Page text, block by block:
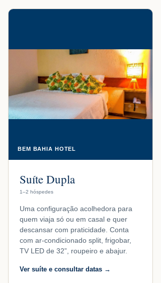
BEM BAHIA HOTEL
Suíte Dupla
1–2 hóspedes
Uma configuração acolhedora para
quem viaja só ou em casal e quer
descansar com praticidade. Conta
com ar-condicionado split, frigobar,
TV LED de 32”, roupeiro e abajur.
Ver suíte e consultar datas →